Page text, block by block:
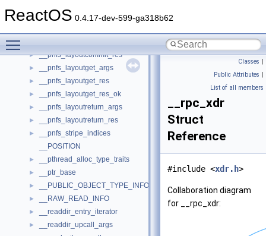
ReactOS 0.4.17-dev-599-ga318b62
► __pnfs_layout
► __pnfs_layoutcommit_res
► __pnfs_layoutget_args
► __pnfs_layoutget_res
► __pnfs_layoutget_res_ok
► __pnfs_layoutreturn_args
► __pnfs_layoutreturn_res
►
__pnfs_stripe_indices
__POSITION
► __pthread_alloc_type_traits
► __ptr_base
► __PUBLIC_OBJECT_TYPE_INFORMATION
► __RAW_READ_INFO
► __readdir_entry_iterator
► __readdir_upcall_args
Classes |
Public Attributes |
List of all members
__rpc_xdr
Struct
Reference
#include <xdr.h>
Collaboration diagram
for __rpc_xdr: